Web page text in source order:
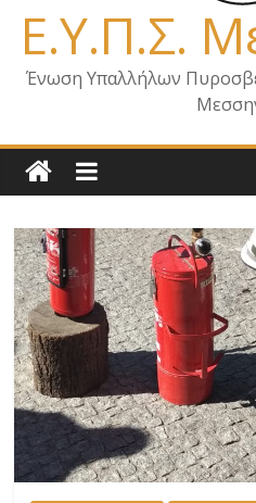
Ε.Υ.Π.Σ.
Ένωση Υπαλλήλων